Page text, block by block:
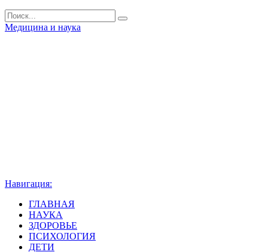
Медицина и наука
Навигация:
ГЛАВНАЯ
НАУКА
ЗДОРОВЬЕ
ПСИХОЛОГИЯ
ДЕТИ